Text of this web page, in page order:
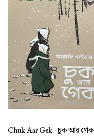
Chuk Aar Gek -চুক আর গেক